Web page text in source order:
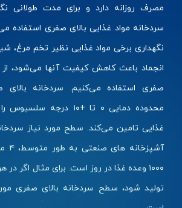
مصرف روزانه دارد و برای مدت طولانی
سردخانه مواد غذایی بالای صفری استفاده
نگهداری برخی مواد غذایی نظیر تخم مرغ،
انجماد باعث کاهش کیفیت آنها می‌شود، از
صفری استفاده می‌کنیم. سردخانه بالای
محدوده دمایی ۰ تا +۱۰
غذایی تامین می‌کند. سطح مورد نیاز